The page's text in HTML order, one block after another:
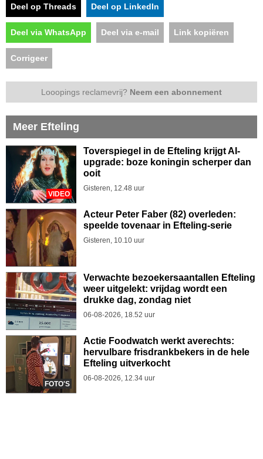
Deel op Threads Deel op LinkedIn
Deel via WhatsApp Deel via e-mail Link kopiëren
Corrigeer
Looopings reclamevrij? Neem een abonnement
Meer Efteling
VIDEO
Toverspiegel in de Efteling krijgt AI-
upgrade: boze koningin scherper dan
ooit
Gisteren, 12.48 uur
Acteur Peter Faber (82) overleden:
speelde tovenaar in Efteling-serie
Gisteren, 10.10 uur
Verwachte bezoekersaantallen Efteling
weer uitgelekt: vrijdag wordt een
drukke dag, zondag niet
06-08-2026, 18.52 uur
FOTO'S
Actie Foodwatch werkt averechts:
hervulbare frisdrankbekers in de hele
Efteling uitverkocht
06-08-2026, 12.34 uur